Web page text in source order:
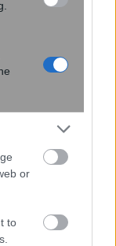
or
to
φάσμα